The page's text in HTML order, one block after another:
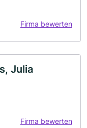
Firma bewerten
Julia
Firma bewerten